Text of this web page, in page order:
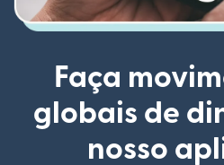
Faça
globais de
nosso